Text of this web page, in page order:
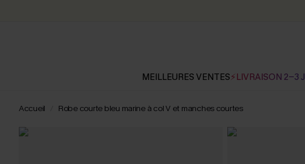
MEILLEURES VENTES⚡LIVRAISON 2-3 J
Accueil Robe courte bleu marine à col V et manches courtes